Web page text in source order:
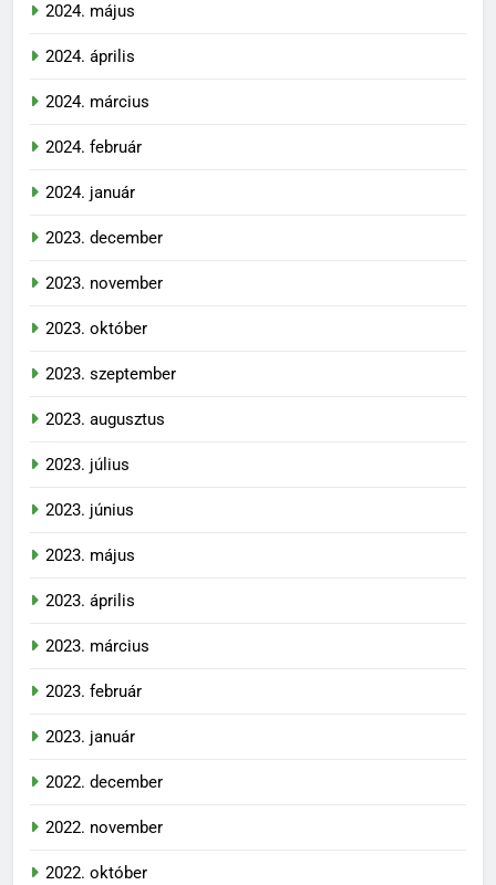
2024. május
2024. április
2024. március
2024. február
2024. január
2023. december
2023. november
2023. október
2023. szeptember
2023. augusztus
2023. július
2023. június
2023. május
2023. április
2023. március
2023. február
2023. január
2022. december
2022. november
2022. október